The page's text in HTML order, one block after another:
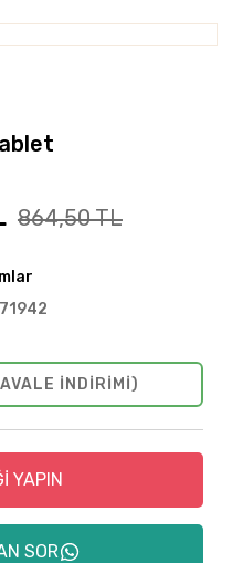
864,50 TL
INDIRIMI)
YAPIN
SOR